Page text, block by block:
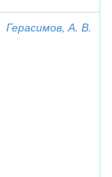
Герасимов, А. В.